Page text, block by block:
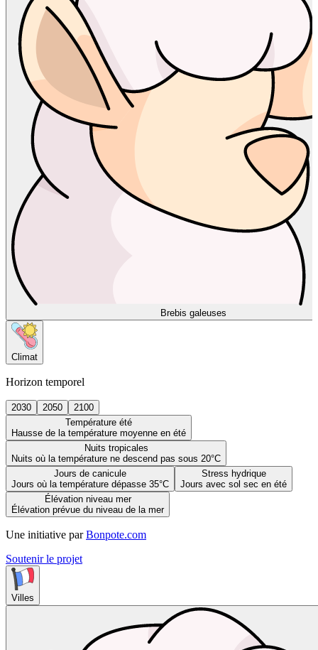
Brebis galeuses
Climat
Horizon temporel
2030 2050
2100
Température été
Hausse de la température moyenne en été
Nuits tropicales
Nuits où la température ne descend pas sous 20°C
Jours de canicule
Jours où la température dépasse 35°C
Stress hydrique
Jours avec sol sec en été
Élévation niveau mer
Élévation prévue du niveau de la mer
Une initiative par Bonpote.com
Soutenir le projet
Villes